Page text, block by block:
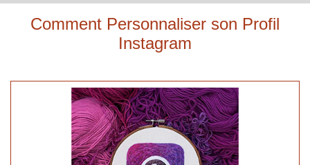
Comment Personnaliser son Profil
Instagram